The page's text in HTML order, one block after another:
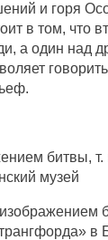
и горя
в том, что
а один над
битвы,
музей
в